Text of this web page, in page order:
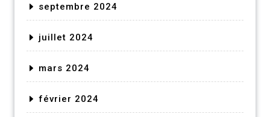
septembre 2024
juillet 2024
mars 2024
février 2024